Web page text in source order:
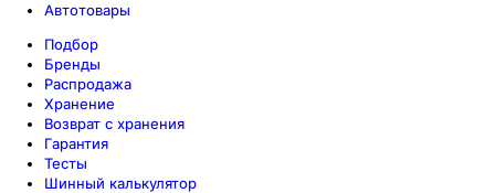
Автотовары
Подбор
Бренды
Распродажа
Хранение
Возврат с хранения
Гарантия
Тесты
Шинный калькулятор